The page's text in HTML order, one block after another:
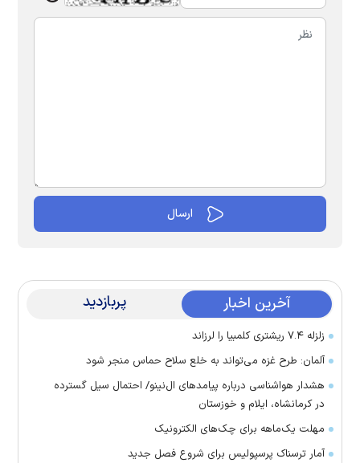
آخرین اخبار پربازدید
زلزله ۷.۴ ریشتری کلمبیا را لرزاند
آلمان: طرح غزه می‌تواند به خلع سلاح حماس منجر شود
هشدار هواشناسی درباره پیامد‌های ال‌نینو/ احتمال سیل گسترده
در کرمانشاه، ایلام و خوزستان
مهلت یک‌ماهه برای چک‌های الکترونیک
آمار ترسناک پرسپولیس برای شروع فصل جدید